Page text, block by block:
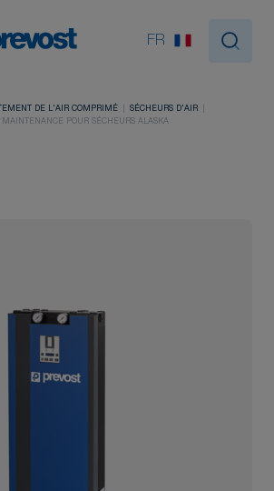
FR
DE L'AIR COMPRIMÉ
SÉCHEURS D'AIR
MAINTENANCE POUR SÉCHEURS ALASKA